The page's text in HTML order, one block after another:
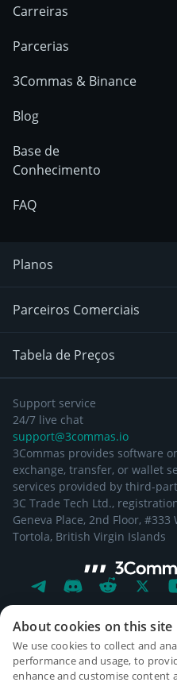
Carreiras
Parcerias
3Commas & Binance
Blog
Base de
Conhecimento
FAQ
Planos
Parceiros Comerciais
Tabela de Preços
Support service
24/7 live chat
support@3commas.io
3Commas provides software
exchange, transfer, or wallet
services provided by third-
3C Trade Tech Ltd.,
Geneva Place, 2nd Floor,
Tortola, British Virgin Islands
About cookies on this site
We use cookies to collect and
performance and usage, to
enhance and customise content